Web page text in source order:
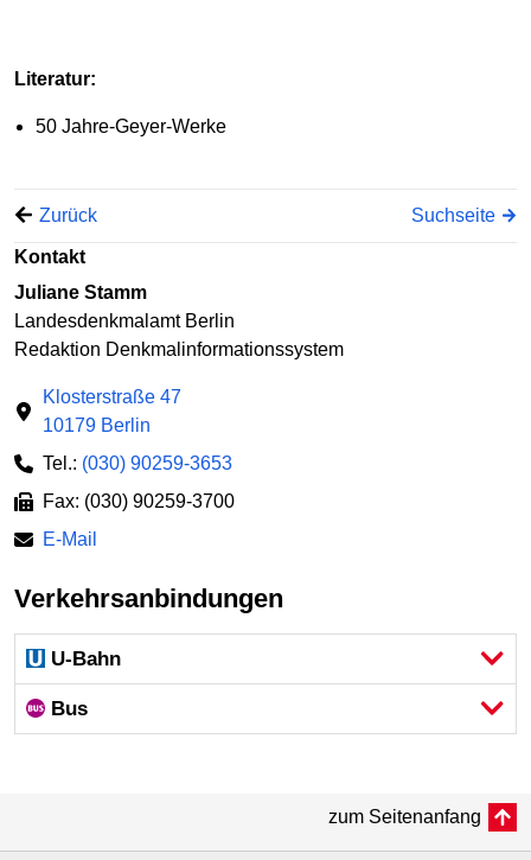
Literatur:
50 Jahre-Geyer-Werke
Zurück Suchseite
Kontakt
Juliane Stamm
Landesdenkmalamt Berlin
Redaktion Denkmalinformationssystem
Klosterstraße 47
10179 Berlin
Tel.: (030) 90259-3653
Fax: (030) 90259-3700
E-Mail
Verkehrsanbindungen
U-Bahn
Bus
zum Seitenanfang